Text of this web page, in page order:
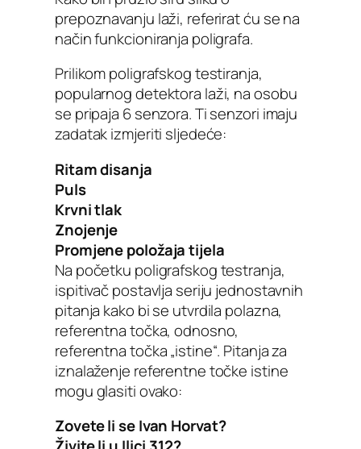
prepoznavanju laži, referirat ću se na
način funkcioniranja poligrafa.
Prilikom poligrafskog testiranja,
popularnog detektora laži, na osobu
se pripaja 6 senzora. Ti senzori imaju
zadatak izmjeriti sljedeće:
Ritam disanja
Puls
Krvni tlak
Znojenje
Promjene položaja tijela
Na početku poligrafskog testranja,
ispitivač postavlja seriju jednostavnih
pitanja kako bi se utvrdila polazna,
referentna točka, odnosno,
referentna točka „istine“. Pitanja za
iznalaženje referentne točke istine
mogu glasiti ovako:
Zovete li se Ivan Horvat?